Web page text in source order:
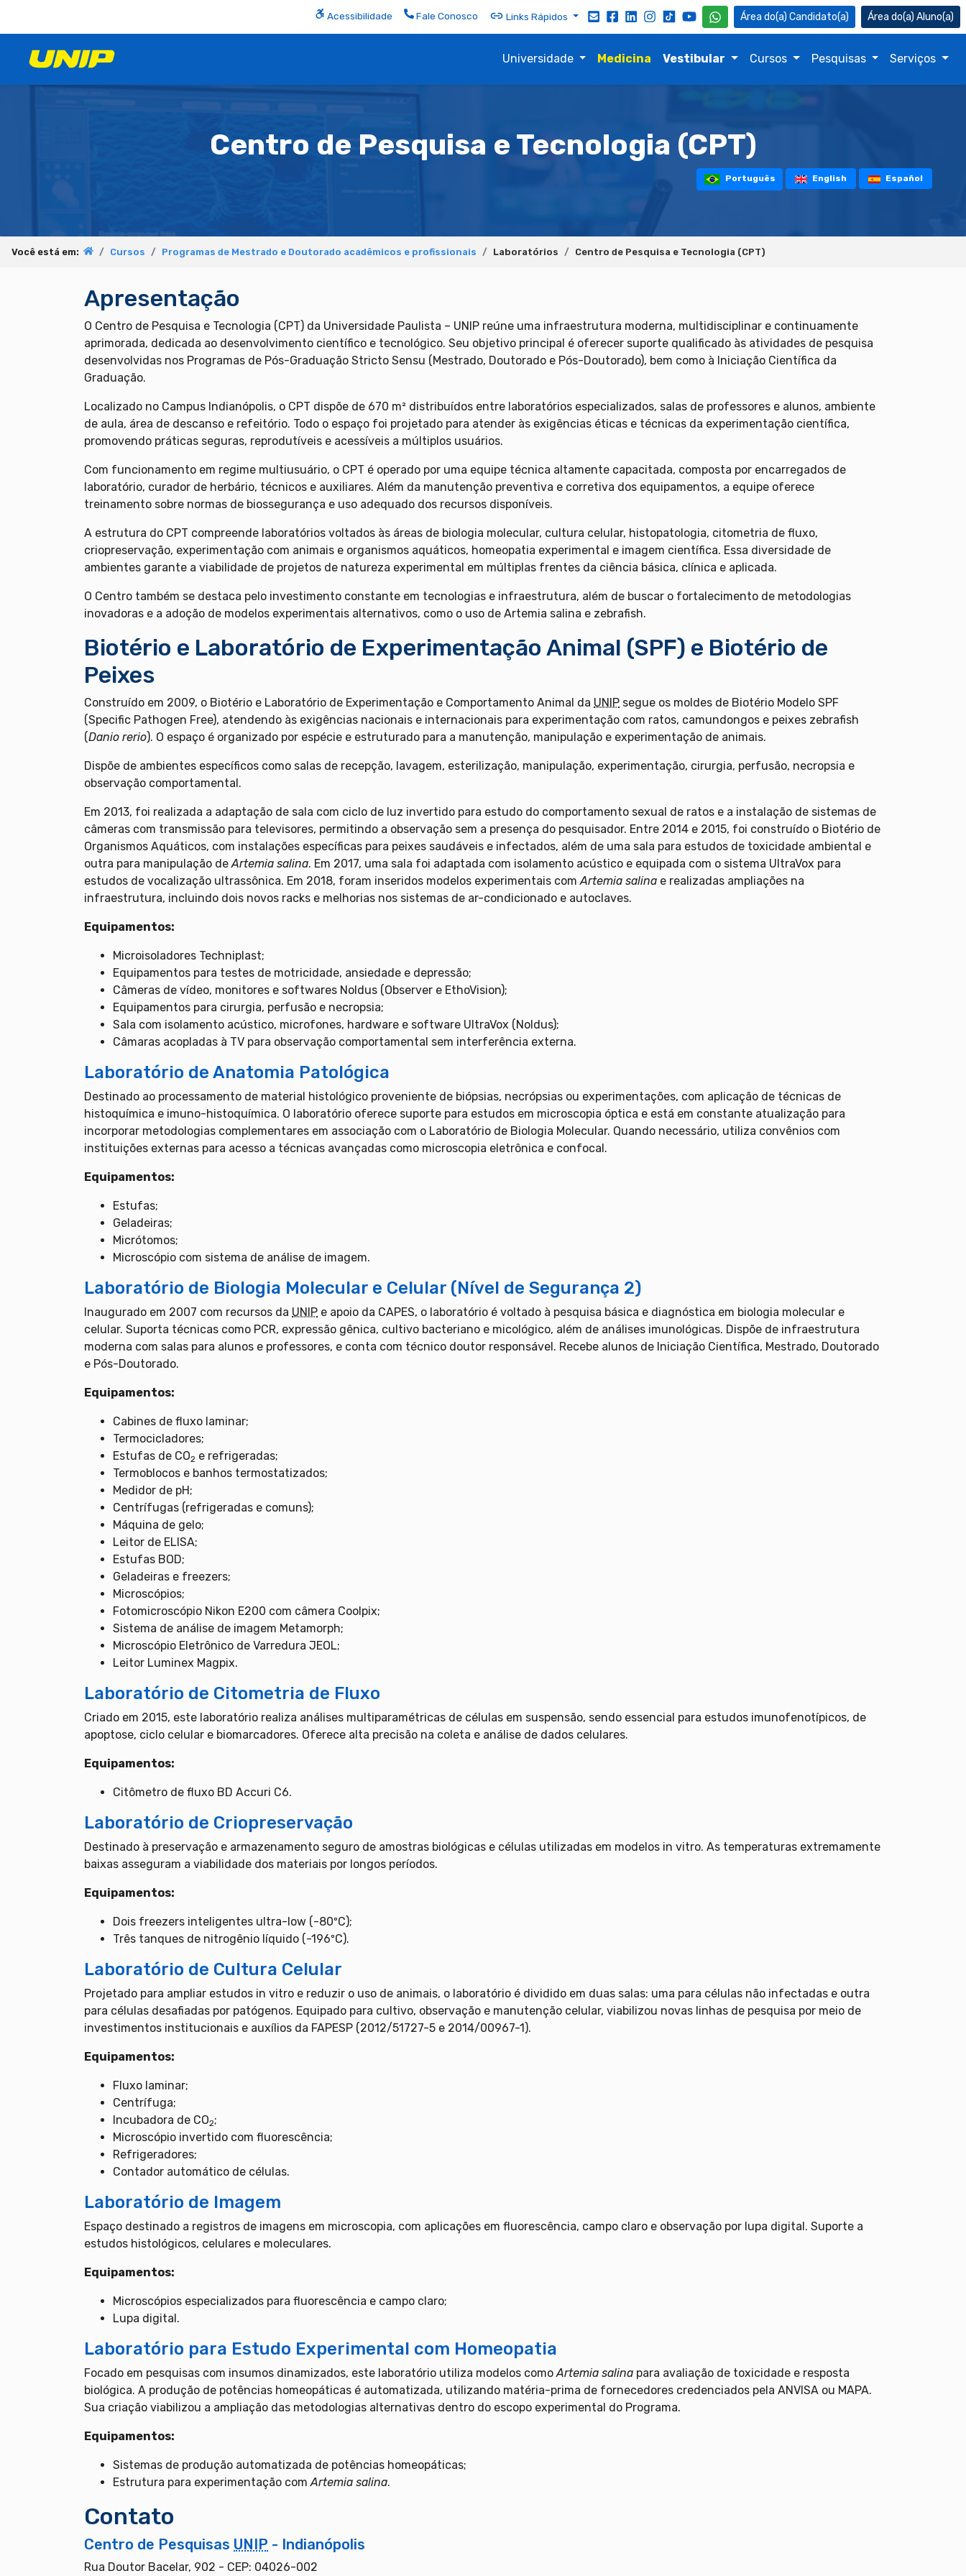
Acessibilidade Fale Conosco Links Rápidos Candidato(a) Aluno(a)
Universidade Medicina Vestibular Cursos Pesquisas Serviços
Centro de Pesquisa e Tecnologia (CPT)
Português English Español
Você está em: Cursos Programas de Mestrado e Doutorado acadêmicos e profissionais Laboratórios Centro de Pesquisa e Tecnologia (CPT)
Apresentação
O Centro de Pesquisa e Tecnologia (CPT) da Universidade Paulista – UNIP reúne uma infraestrutura moderna, multidisciplinar e continuamente
aprimorada, dedicada ao desenvolvimento científico e tecnológico. Seu objetivo principal é oferecer suporte qualificado às atividades de pesquisa
desenvolvidas nos Programas de Pós-Graduação Stricto Sensu (Mestrado, Doutorado e Pós-Doutorado), bem como à Iniciação Científica da
Graduação.
Localizado no Campus Indianópolis, o CPT dispõe de 670 m² distribuídos entre laboratórios especializados, salas de professores e alunos, ambiente
de aula, área de descanso e refeitório. Todo o espaço foi projetado para atender às exigências éticas e técnicas da experimentação científica,
promovendo práticas seguras, reprodutíveis e acessíveis a múltiplos usuários.
Com funcionamento em regime multiusuário, o CPT é operado por uma equipe técnica altamente capacitada, composta por encarregados de
laboratório, curador de herbário, técnicos e auxiliares. Além da manutenção preventiva e corretiva dos equipamentos, a equipe oferece
treinamento sobre normas de biossegurança e uso adequado dos recursos disponíveis.
A estrutura do CPT compreende laboratórios voltados às áreas de biologia molecular, cultura celular, histopatologia, citometria de fluxo,
criopreservação, experimentação com animais e organismos aquáticos, homeopatia experimental e imagem científica. Essa diversidade de
ambientes garante a viabilidade de projetos de natureza experimental em múltiplas frentes da ciência básica, clínica e aplicada.
O Centro também se destaca pelo investimento constante em tecnologias e infraestrutura, além de buscar o fortalecimento de metodologias
inovadoras e a adoção de modelos experimentais alternativos, como o uso de Artemia salina e zebrafish.
Biotério e Laboratório de Experimentação Animal (SPF) e Biotério de
Peixes
Construído em 2009, o Biotério e Laboratório de Experimentação e Comportamento Animal da UNIP segue os moldes de Biotério Modelo SPF
(Specific Pathogen Free), atendendo às exigências nacionais e internacionais para experimentação com ratos, camundongos e peixes zebrafish
(Danio rerio). O espaço é organizado por espécie e estruturado para a manutenção, manipulação e experimentação de animais.
Dispõe de ambientes específicos como salas de recepção, lavagem, esterilização, manipulação, experimentação, cirurgia, perfusão, necropsia e
observação comportamental.
Em 2013, foi realizada a adaptação de sala com ciclo de luz invertido para estudo do comportamento sexual de ratos e a instalação de sistemas de
câmeras com transmissão para televisores, permitindo a observação sem a presença do pesquisador. Entre 2014 e 2015, foi construído o Biotério de
Organismos Aquáticos, com instalações específicas para peixes saudáveis e infectados, além de uma sala para estudos de toxicidade ambiental e
outra para manipulação deArtemia salina. Em 2017, uma sala foi adaptada com isolamento acústico e equipada com o sistema UltraVox para
estudos de vocalização ultrassônica. Em 2018, foram inseridos modelos experimentais comArtemia salina e realizadas ampliações na
infraestrutura, incluindo dois novos racks e melhorias nos sistemas de ar-condicionado e autoclaves.
Equipamentos:
Microisoladores Techniplast;
Equipamentos para testes de motricidade, ansiedade e depressão;
Câmeras de vídeo, monitores e softwares Noldus (Observer e EthoVision);
Equipamentos para cirurgia, perfusão e necropsia;
Sala com isolamento acústico, microfones, hardware e software UltraVox (Noldus);
Câmaras acopladas à TV para observação comportamental sem interferência externa.
Laboratório de Anatomia Patológica
Destinado ao processamento de material histológico proveniente de biópsias, necrópsias ou experimentações, com aplicação de técnicas de
histoquímica e imuno-histoquímica. O laboratório oferece suporte para estudos em microscopia óptica e está em constante atualização para
incorporar metodologias complementares em associação com o Laboratório de Biologia Molecular. Quando necessário, utiliza convênios com
instituições externas para acesso a técnicas avançadas como microscopia eletrônica e confocal.
Equipamentos:
Estufas;
Geladeiras;
Micrótomos;
Microscópio com sistema de análise de imagem.
Laboratório de Biologia Molecular e Celular (Nível de Segurança 2)
Inaugurado em 2007 com recursos da UNIP e apoio da CAPES, o laboratório é voltado à pesquisa básica e diagnóstica em biologia molecular e
celular. Suporta técnicas como PCR, expressão gênica, cultivo bacteriano e micológico, além de análises imunológicas. Dispõe de infraestrutura
moderna com salas para alunos e professores, e conta com técnico doutor responsável. Recebe alunos de Iniciação Científica, Mestrado, Doutorado
e Pós-Doutorado.
Equipamentos:
Cabines de fluxo laminar;
Termocicladores;
Estufas de CO2 e refrigeradas;
Termoblocos e banhos termostatizados;
Medidor de pH;
Centrífugas (refrigeradas e comuns);
Máquina de gelo;
Leitor de ELISA;
Estufas BOD;
Geladeiras e freezers;
Microscópios;
Fotomicroscópio Nikon E200 com câmera Coolpix;
Sistema de análise de imagem Metamorph;
Microscópio Eletrônico de Varredura JEOL;
Leitor Luminex Magpix.
Laboratório de Citometria de Fluxo
Criado em 2015, este laboratório realiza análises multiparamétricas de células em suspensão, sendo essencial para estudos imunofenotípicos, de
apoptose, ciclo celular e biomarcadores. Oferece alta precisão na coleta e análise de dados celulares.
Equipamentos:
Citômetro de fluxo BD Accuri C6.
Laboratório de Criopreservação
Destinado à preservação e armazenamento seguro de amostras biológicas e células utilizadas em modelos in vitro. As temperaturas extremamente
baixas asseguram a viabilidade dos materiais por longos períodos.
Equipamentos:
Dois freezers inteligentes ultra-low (-80ºC);
Três tanques de nitrogênio líquido (-196ºC).
Laboratório de Cultura Celular
Projetado para ampliar estudos in vitro e reduzir o uso de animais, o laboratório é dividido em duas salas: uma para células não infectadas e outra
para células desafiadas por patógenos. Equipado para cultivo, observação e manutenção celular, viabilizou novas linhas de pesquisa por meio de
investimentos institucionais e auxílios da FAPESP (2012/51727-5 e 2014/00967-1).
Equipamentos:
Fluxo laminar;
Centrífuga;
Incubadora de CO2;
Microscópio invertido com fluorescência;
Refrigeradores;
Contador automático de células.
Laboratório de Imagem
Espaço destinado a registros de imagens em microscopia, com aplicações em fluorescência, campo claro e observação por lupa digital. Suporte a
estudos histológicos, celulares e moleculares.
Equipamentos:
Microscópios especializados para fluorescência e campo claro;
Lupa digital.
Laboratório para Estudo Experimental com Homeopatia
Focado em pesquisas com insumos dinamizados, este laboratório utiliza modelos comoArtemia salina para avaliação de toxicidade e resposta
biológica. A produção de potências homeopáticas é automatizada, utilizando matéria-prima de fornecedores credenciados pela ANVISA ou MAPA.
Sua criação viabilizou a ampliação das metodologias alternativas dentro do escopo experimental do Programa.
Equipamentos:
Sistemas de produção automatizada de potências homeopáticas;
Estrutura para experimentação comArtemia salina.
Contato
Centro de Pesquisas UNIP - Indianópolis
Rua Doutor Bacelar, 902 - CEP: 04026-002